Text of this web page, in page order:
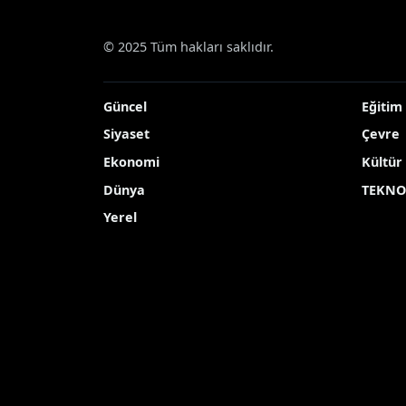
© 2025 Tüm hakları saklıdır.
Güncel
Siyaset
Ekonomi
Dünya
Yerel
Eğitim
Çevre
Kültür